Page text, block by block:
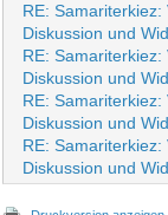
RE:
Diskussion und
RE:
Diskussion und
RE:
Diskussion und
RE:
Diskussion und